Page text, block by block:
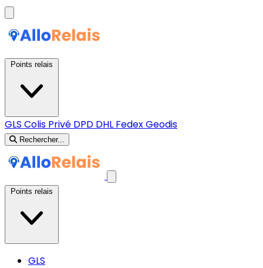
GLS Colis Privé DPD DHL FedexGeodis
Rechercher...
GLS